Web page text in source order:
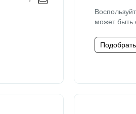
может быть